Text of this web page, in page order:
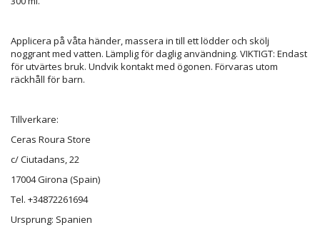
Applicera på våta händer, massera in till ett lödder och skölj
noggrant med vatten. Lämplig för daglig användning. VIKTIGT: Endast
för utvärtes bruk. Undvik kontakt med ögonen. Förvaras utom
räckhåll för barn.
Tillverkare:
Ceras Roura Store
c/ Ciutadans, 22
17004 Girona (Spain)
Tel. +34872261694
Ursprung: Spanien